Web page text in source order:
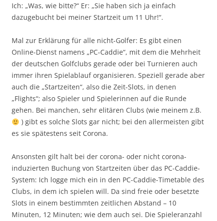
Ich: „Was, wie bitte?“ Er: „Sie haben sich ja einfach
dazugebucht bei meiner Startzeit um 11 Uhr!“.
Mal zur Erklärung für alle nicht-Golfer: Es gibt einen
Online-Dienst namens „PC-Caddie“, mit dem die Mehrheit
der deutschen Golfclubs gerade oder bei Turnieren auch
immer ihren Spielablauf organisieren. Speziell gerade aber
auch die „Startzeiten“, also die Zeit-Slots, in denen
„Flights“; also Spieler und Spielerinnen auf die Runde
gehen. Bei manchen, sehr elitären Clubs (wie meinem z.B.
) gibt es solche Slots gar nicht; bei den allermeisten gibt
es sie spätestens seit Corona.
Ansonsten gilt halt bei der corona- oder nicht corona-
induzierten Buchung von Startzeiten über das PC-Caddie-
System: Ich logge mich ein in den PC-Caddie-Timetable des
Clubs, in dem ich spielen will. Da sind freie oder besetzte
Slots in einem bestimmten zeitlichen Abstand – 10
Minuten, 12 Minuten; wie dem auch sei. Die Spieleranzahl